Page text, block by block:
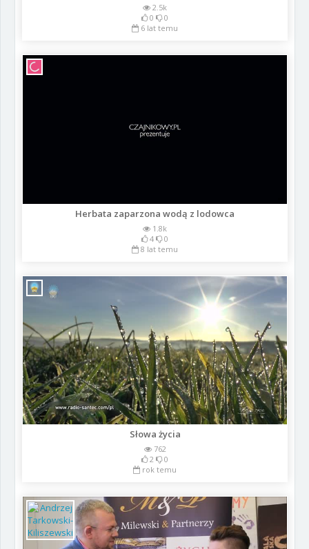
2.5k
0
0
6 lat temu
Herbata zaparzona wodą z lodowca
1.8k
4
0
8 lat temu
Słowa życia
762
2
0
rok temu